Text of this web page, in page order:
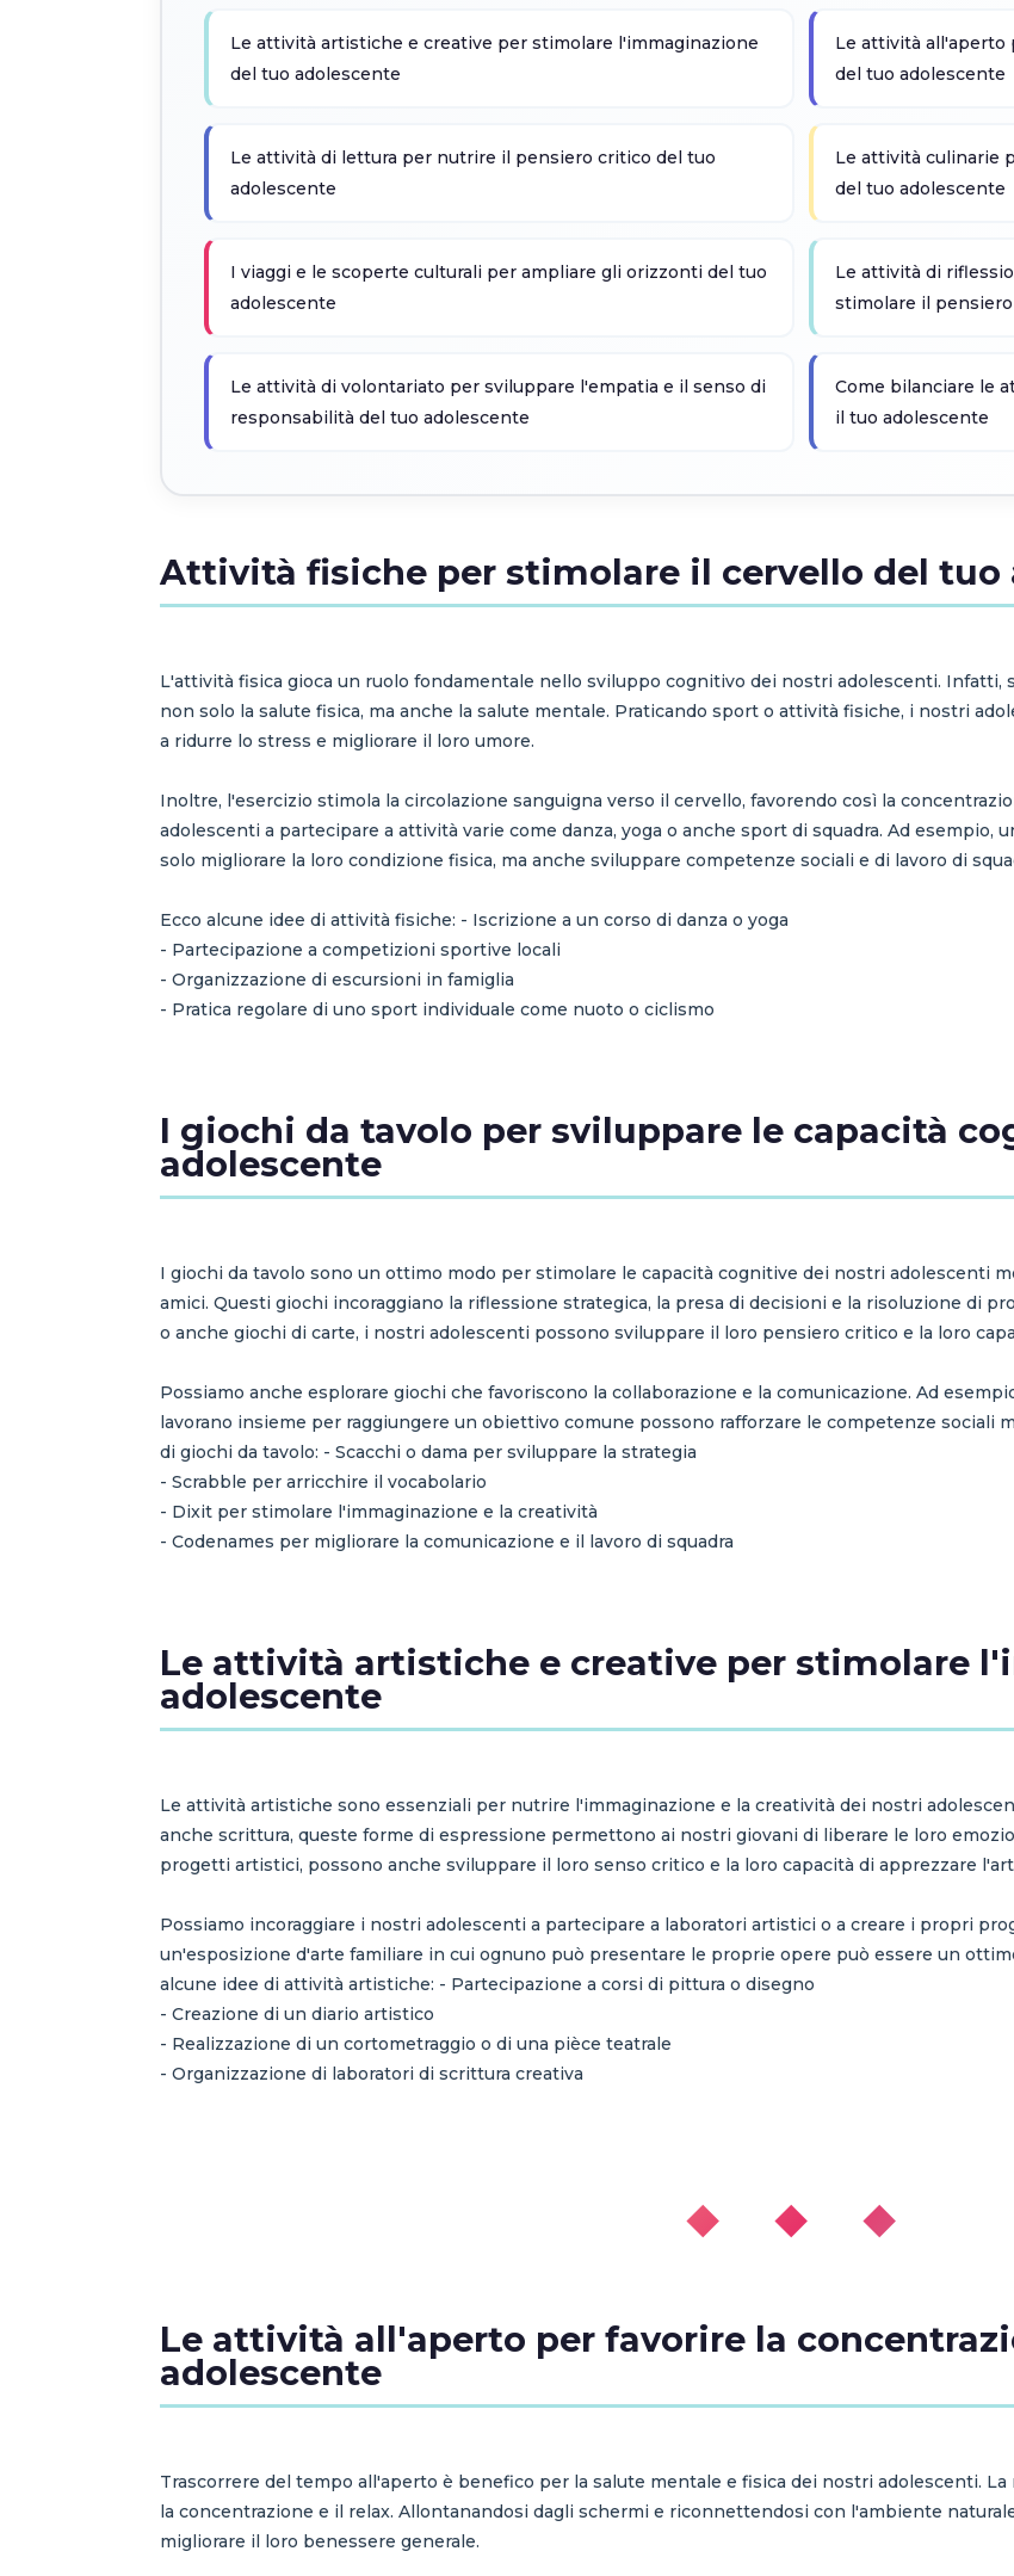
Le attività artistiche e creative per stimolare l'immaginazione
del tuo adolescente
Le attività all'aperto
del tuo adolescente
Le attività di lettura per nutrire il pensiero critico del tuo
adolescente
Le attività culinarie
del tuo adolescente
I viaggi e le scoperte culturali per ampliare gli orizzonti del tuo
adolescente
Le attività di
stimolare il
Le attività di volontariato per sviluppare l'empatia e il senso di
responsabilità del tuo adolescente
Come bilanciare le
il tuo adolescente
Attività fisiche per stimolare il cervello del tuo
L'attività fisica gioca un ruolo fondamentale nello sviluppo cognitivo dei nostri adolescenti. Infatti,
non solo la salute fisica, ma anche la salute mentale. Praticando sport o attività fisiche, i nostri
a ridurre lo stress e migliorare il loro umore.
Inoltre, l'esercizio stimola la circolazione sanguigna verso il cervello, favorendo così la
adolescenti a partecipare a attività varie come danza, yoga o anche sport di squadra. Ad esempio,
solo migliorare la loro condizione fisica, ma anche sviluppare competenze sociali e di lavoro di
Ecco alcune idee di attività fisiche: - Iscrizione a un corso di danza o yoga
- Partecipazione a competizioni sportive locali
- Organizzazione di escursioni in famiglia
- Pratica regolare di uno sport individuale come nuoto o ciclismo
I giochi da tavolo per sviluppare le capacità
adolescente
I giochi da tavolo sono un ottimo modo per stimolare le capacità cognitive dei nostri adolescenti
amici. Questi giochi incoraggiano la riflessione strategica, la presa di decisioni e la risoluzione di
o anche giochi di carte, i nostri adolescenti possono sviluppare il loro pensiero critico e la loro
Possiamo anche esplorare giochi che favoriscono la collaborazione e la comunicazione. Ad
lavorano insieme per raggiungere un obiettivo comune possono rafforzare le competenze sociali
di giochi da tavolo: - Scacchi o dama per sviluppare la strategia
- Scrabble per arricchire il vocabolario
- Dixit per stimolare l'immaginazione e la creatività
- Codenames per migliorare la comunicazione e il lavoro di squadra
Le attività artistiche e creative per stimolare
adolescente
Le attività artistiche sono essenziali per nutrire l'immaginazione e la creatività dei nostri
anche scrittura, queste forme di espressione permettono ai nostri giovani di liberare le loro
progetti artistici, possono anche sviluppare il loro senso critico e la loro capacità di apprezzare
Possiamo incoraggiare i nostri adolescenti a partecipare a laboratori artistici o a creare i propri
un'esposizione d'arte familiare in cui ognuno può presentare le proprie opere può essere un
alcune idee di attività artistiche: - Partecipazione a corsi di pittura o disegno
- Creazione di un diario artistico
- Realizzazione di un cortometraggio o di una pièce teatrale
- Organizzazione di laboratori di scrittura creativa
◆ ◆ ◆
Le attività all'aperto per favorire la
adolescente
Trascorrere del tempo all'aperto è benefico per la salute mentale e fisica dei nostri adolescenti.
la concentrazione e il relax. Allontanandosi dagli schermi e riconnettendosi con l'ambiente
migliorare il loro benessere generale.